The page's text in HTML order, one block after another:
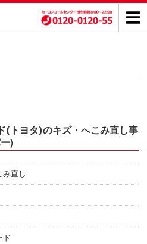
(トヨタ)のキズ・へこみ直し事
)
み直し
ド